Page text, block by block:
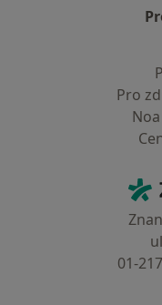
Pro
01-